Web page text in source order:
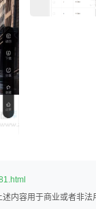
内容用于商业或者非